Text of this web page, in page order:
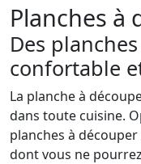
Planches à
Des
confortable
La planche à
dans toute cuisine.
planches à
dont vous ne